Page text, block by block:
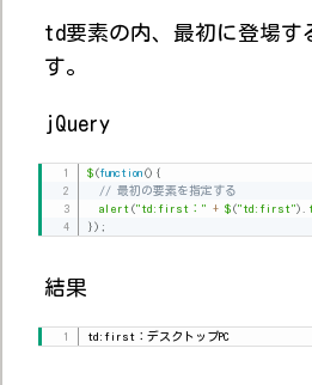
td要素の内、最初に登場す
す。
jQuery
$ (function () {
// 最初の要素を指定する
alert ("td:first：" + $ ("td:first")
} ) ;
結果
td:first：デスクトップPC